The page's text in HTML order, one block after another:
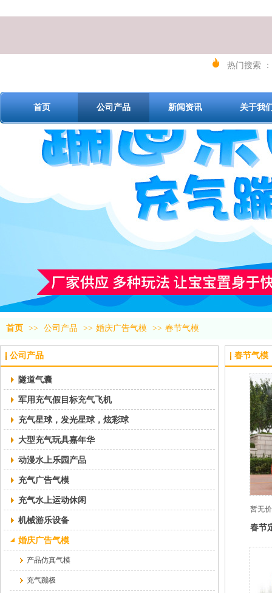
热门搜索 ：
首页 公司产品 新闻资讯 关于我
首页 >> 公司产品 >> 婚庆广告气模 >> 春节气模
公司产品
隧道气囊
军用充气假目标充气飞机
充气星球，发光星球，炫彩球
大型充气玩具嘉年华
动漫水上乐园产品
充气广告气模
充气水上运动休闲
机械游乐设备
婚庆广告气模
产品仿真气模
充气蹦极
春节气模
暂无
春节